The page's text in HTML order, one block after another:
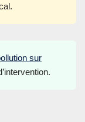
sur